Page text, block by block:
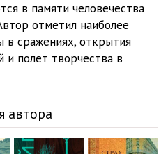
в памяти человечества
отметил наиболее
сражениях, открытия
и полет творчества в
автора